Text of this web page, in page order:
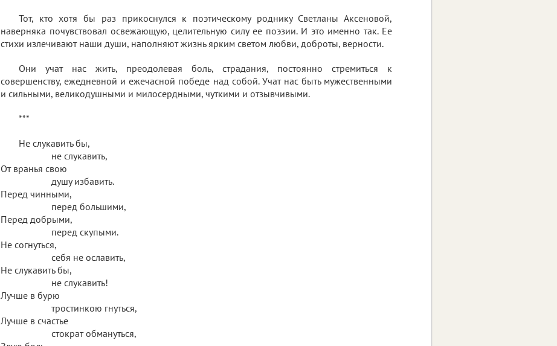
Тот, кто хотя бы раз прикоснулся к поэтическому роднику Светланы Аксеновой,
наверняка почувствовал освежающую, целительную силу ее поэзии. И это именно так. Ее
стихи излечивают наши души, наполняют жизнь ярким светом любви, доброты, верности.
Они учат нас жить, преодолевая боль, страдания, постоянно стремиться к
совершенству, ежедневной и ежечасной победе над собой. Учат нас быть мужественными
и сильными, великодушными и милосердными, чуткими и отзывчивыми.
***
Не слукавить бы,
не слукавить,
От вранья свою
душу избавить.
Перед чинными,
перед большими,
Перед добрыми,
перед скупыми.
Не согнуться,
себя не ославить,
Не слукавить бы,
не слукавить!
Лучше в бурю
тростинкою гнуться,
Лучше в счастье
стократ обмануться,